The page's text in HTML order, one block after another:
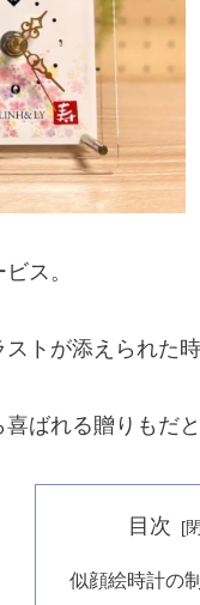
ス。
トが添えられた
ばれる贈りもだと
目次
似顔絵時計の